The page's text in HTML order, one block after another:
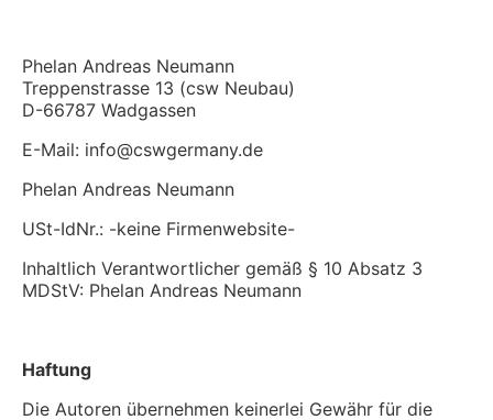
Phelan Andreas Neumann
Treppenstrasse 13 (csw Neubau)
D-66787 Wadgassen
E-Mail: info@cswgermany.de
Phelan Andreas Neumann
USt-IdNr.: -keine Firmenwebsite-
Inhaltlich Verantwortlicher gemäß § 10 Absatz 3
MDStV: Phelan Andreas Neumann
Haftung
Die Autoren übernehmen keinerlei Gewähr für die